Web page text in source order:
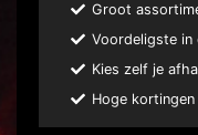
Groot
Voordeligste in
Kies zelf je
Hoge kortingen